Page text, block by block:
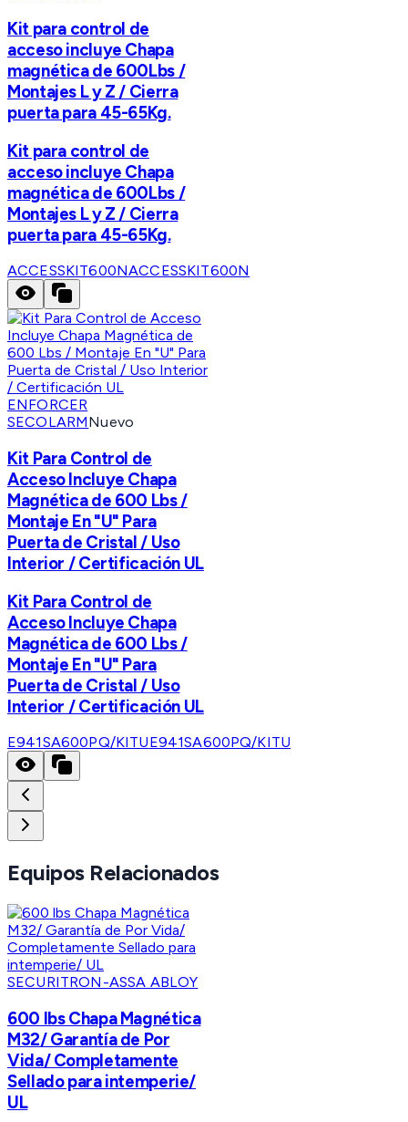
Kit para control de
acceso incluye Chapa
magnética de 600Lbs /
Montajes L y Z / Cierra
puerta para 45-65Kg.
Kit para control de
acceso incluye Chapa
magnética de 600Lbs /
Montajes L y Z / Cierra
puerta para 45-65Kg.
ACCESSKIT600NACCESSKIT600N
ENFORCER
SECOLARMNuevo
Kit Para Control de
Acceso Incluye Chapa
Magnética de 600 Lbs /
Montaje En "U" Para
Puerta de Cristal / Uso
Interior / Certificación UL
Kit Para Control de
Acceso Incluye Chapa
Magnética de 600 Lbs /
Montaje En "U" Para
Puerta de Cristal / Uso
Interior / Certificación UL
E941SA600PQ/KITUE941SA600PQ/KITU
Equipos Relacionados
SECURITRON-ASSA ABLOY
600 lbs Chapa Magnética
M32/ Garantía de Por
Vida/ Completamente
Sellado para intemperie/
UL